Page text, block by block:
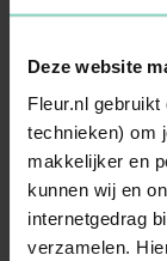
Deze website
Fleur.nl
technieken) om
makkelijker en
kunnen wij en
internetgedrag
verzamelen.